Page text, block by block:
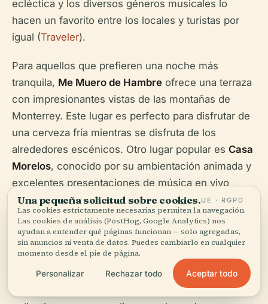
ecléctica y los diversos géneros musicales lo
hacen un favorito entre los locales y turistas por
igual (Traveler).
Para aquellos que prefieren una noche más
tranquila, Me Muero de Hambre ofrece una terraza
con impresionantes vistas de las montañas de
Monterrey. Este lugar es perfecto para disfrutar de
una cerveza fría mientras se disfruta de los
alrededores escénicos. Otro lugar popular es Casa
Morelos, conocido por su ambientación animada y
excelentes presentaciones de música en vivo
Traveler).
Comer y Beber
Barrio Antiguo también es un punto caliente
Una pequeña solicitud sobre cookies.UE · RGPD
Las cookies estrictamente necesarias permiten la navegación.
Las cookies de análisis (PostHog, Google Analytics) nos
ayudan a entender qué páginas funcionan — solo agregadas,
sin anuncios ni venta de datos. Puedes cambiarlo en cualquier
momento desde el pie de página.
Personalizar Rechazar todo Aceptar todo